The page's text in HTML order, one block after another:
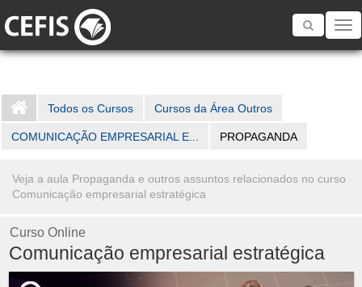
Toggle
Todos os Cursos Cursos da Área Outros
COMUNICAÇÃO EMPRESARIAL E... PROPAGANDA
Veja a aula Propaganda e outros assuntos relacionados no curso
Comunicação empresarial estratégica
Curso Online
Comunicação empresarial estratégica